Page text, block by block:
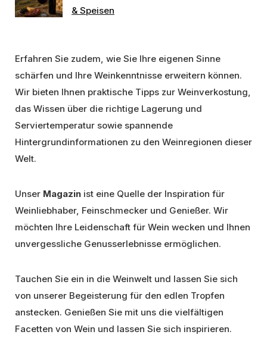
& Speisen
Erfahren Sie zudem, wie Sie Ihre eigenen Sinne
schärfen und Ihre Weinkenntnisse erweitern können.
Wir bieten Ihnen praktische Tipps zur Weinverkostung,
das Wissen über die richtige Lagerung und
Serviertemperatur sowie spannende
Hintergrundinformationen zu den Weinregionen dieser
Welt.
Unser Magazin ist eine Quelle der Inspiration für
Weinliebhaber, Feinschmecker und Genießer. Wir
möchten Ihre Leidenschaft für Wein wecken und Ihnen
unvergessliche Genusserlebnisse ermöglichen.
Tauchen Sie ein in die Weinwelt und lassen Sie sich
von unserer Begeisterung für den edlen Tropfen
anstecken. Genießen Sie mit uns die vielfältigen
Facetten von Wein und lassen Sie sich inspirieren.